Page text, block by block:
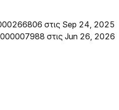
στις Sep 24, 2025
στις Jun 26, 2026